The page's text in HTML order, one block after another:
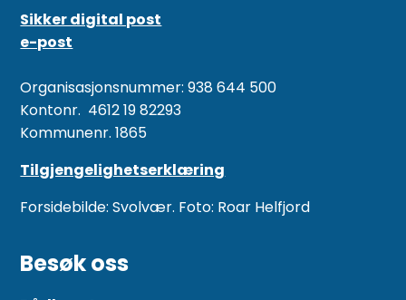
Sikker digital post
e-post
Organisasjonsnummer: 938 644 500
Kontonr. 4612 19 82293
Kommunenr. 1865
Tilgjengelighetserklæring
Forsidebilde: Svolvær. Foto: Roar Helfjord
Besøk oss